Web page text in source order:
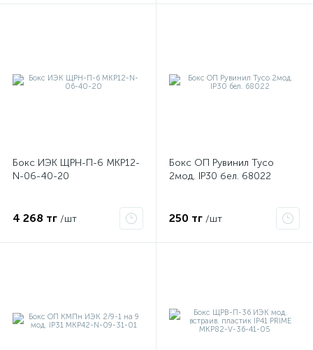
Бокс ИЭК ЩРН-П-6 MKP12-
N-06-40-20
4 268 тг /шт
Бокс ОП Рувинил Тусо
2мод. IP30 бел. 68022
250 тг /шт